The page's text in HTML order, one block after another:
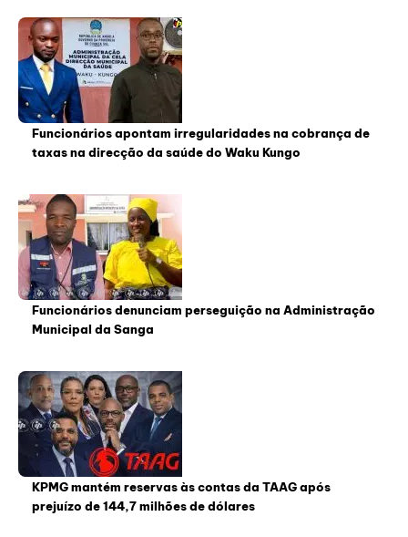
Funcionários apontam irregularidades na cobrança de
taxas na direcção da saúde do Waku Kungo
Funcionários denunciam perseguição na Administração
Municipal da Sanga
KPMG mantém reservas às contas da TAAG após
prejuízo de 144,7 milhões de dólares